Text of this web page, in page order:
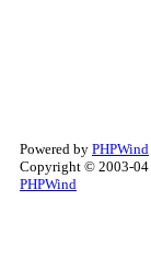
Powered by PHPWind
Copyright © 2003-04
PHPWind